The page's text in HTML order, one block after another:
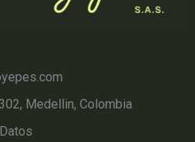
Medellin, Colombia